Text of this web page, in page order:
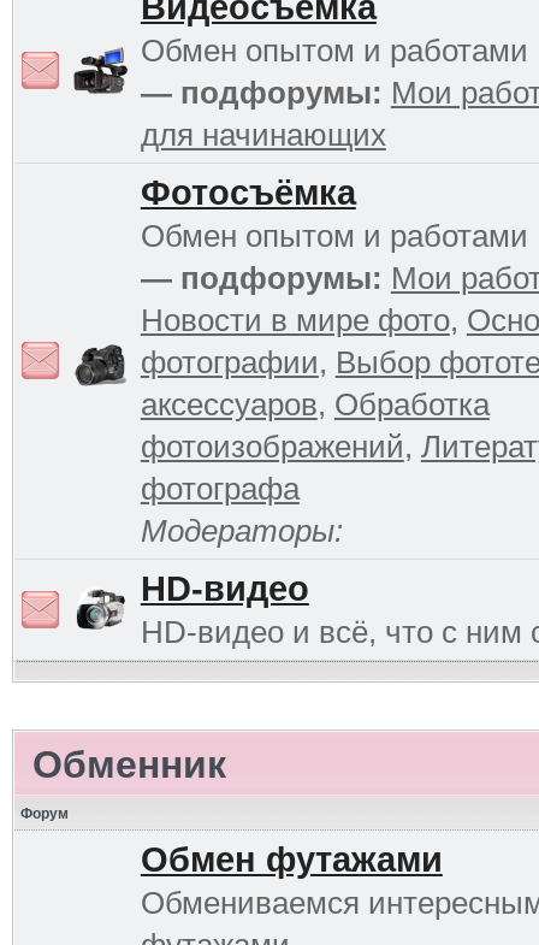
Обмен опытом и работами
— подфорумы: Мои
для начинающих
Фотосъёмка
Обмен опытом и работами
— подфорумы: Мои
Новости в мире фото,
фотографии, Выбор
аксессуаров, Обработка
фотоизображений,
фотографа
Модераторы:
HD-видео
HD-видео и всё, что с ним
Обменник
Форум
Обмен футажами
Обмениваемся